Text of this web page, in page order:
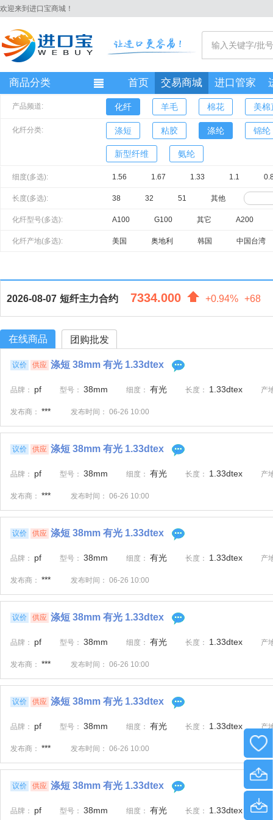
欢迎来到进口宝商城！
商品分类 首页 交易商城 进口管家
产品频道: 化纤 羊毛 棉花 美棉
化纤分类: 涤短 粘胶 涤纶 锦纶
新型纤维 氨纶
细度(多选): 1.56 1.67 1.33 1.1
长度(多选): 38 32 51 其他
化纤型号(多选): A100 G100 其它 A200
化纤产地(多选): 美国 奥地利 韩国 中国台湾
2026-08-07 短纤主力合约 7334.000 +0.94% +68
在线商品 团购批发
议价 供应 涤短 38mm 有光 1.33dtex
品牌： pf 型号： 38mm 细度： 有光 长度： 1.33dtex 产
发布商： *** 发布时间： 06-26 10:00
议价 供应 涤短 38mm 有光 1.33dtex
品牌： pf 型号： 38mm 细度： 有光 长度： 1.33dtex 产
发布商： *** 发布时间： 06-26 10:00
议价 供应 涤短 38mm 有光 1.33dtex
品牌： pf 型号： 38mm 细度： 有光 长度： 1.33dtex 产
发布商： *** 发布时间： 06-26 10:00
议价 供应 涤短 38mm 有光 1.33dtex
品牌： pf 型号： 38mm 细度： 有光 长度： 1.33dtex 产
发布商： *** 发布时间： 06-26 10:00
议价 供应 涤短 38mm 有光 1.33dtex
品牌： pf 型号： 38mm 细度： 有光 长度： 1.33dtex 产
发布商： *** 发布时间： 06-26 10:00
议价 供应 涤短 38mm 有光 1.33dtex
品牌： pf 型号： 38mm 细度： 有光 长度： 1.33dtex 产